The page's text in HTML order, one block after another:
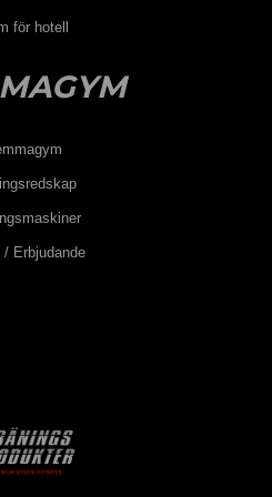
lagerlagda. Eller slå oss en
för hotell
/ Erbjudande